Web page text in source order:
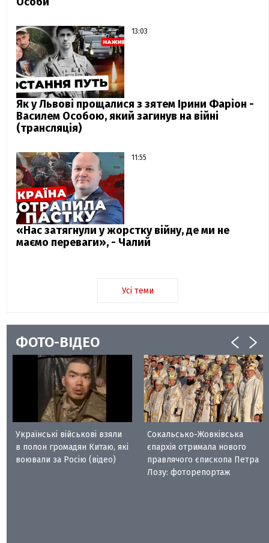
13:03
Як у Львові прощалися з зятем Ірини Фаріон -
Василем Особою, який загинув на війні
(трансляція)
11:55
«Нас затягнули у жорстку війну, де ми не
маємо переваги», - Чалий
Усі теми
ФОТО-ВІДЕО
Українські військові взяли
в полон громадян Китаю, які
воювали за Росію (відео)
Сокальсько-Жовківська
єпархія отримала нового
правлячого єпископа Петра
Лозу: фоторепортаж